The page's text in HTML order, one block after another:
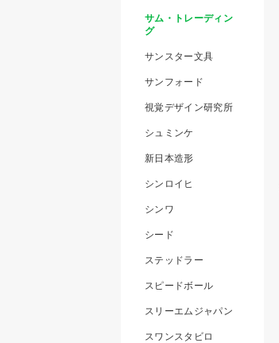
サム・トレーディン
グ
サンスター文具
サンフォード
視覚デザイン研究所
シュミンケ
新日本造形
シンロイヒ
シンワ
シード
ステッドラー
スピードボール
スリーエムジャパン
スワンスタビロ